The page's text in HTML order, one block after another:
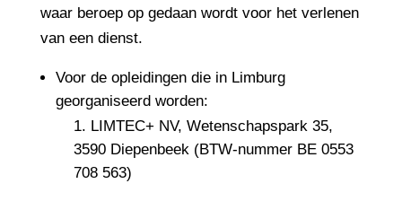
waar beroep op gedaan wordt voor het verlenen
van een dienst.
Voor de opleidingen die in Limburg
georganiseerd worden:
LIMTEC+ NV, Wetenschapspark 35,
3590 Diepenbeek (BTW-nummer BE 0553
708 563)